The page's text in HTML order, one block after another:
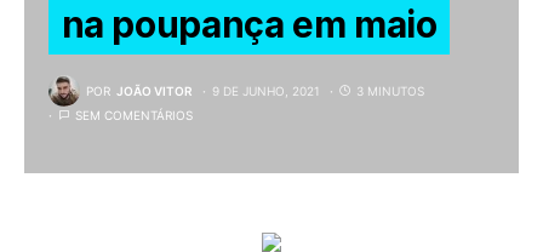
na poupança em maio
POR JOÃO VITOR 9 DE JUNHO, 2021
3 MINUTOS
SEM COMENTÁRIOS